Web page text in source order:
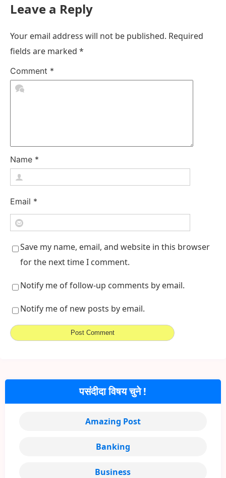
Leave a Reply
Your email address will not be published. Required
fields are marked *
Comment *
Name *
Email *
Save my name, email, and website in this browser
for the next time I comment.
Notify me of follow-up comments by email.
Notify me of new posts by email.
पसंदीदा विषय चुने !
Amazing Post
Banking
Business